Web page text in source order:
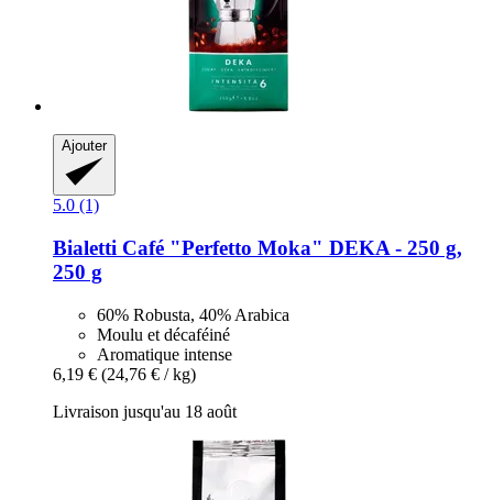
Ajouter
5.0 (1)
Bialetti Café "Perfetto Moka" DEKA -​ 250 g,
250 g
60% Robusta, 40% Arabica
Moulu et décaféiné
Aromatique intense
6,19 € (24,76 € / kg)
Livraison jusqu'au 18 août